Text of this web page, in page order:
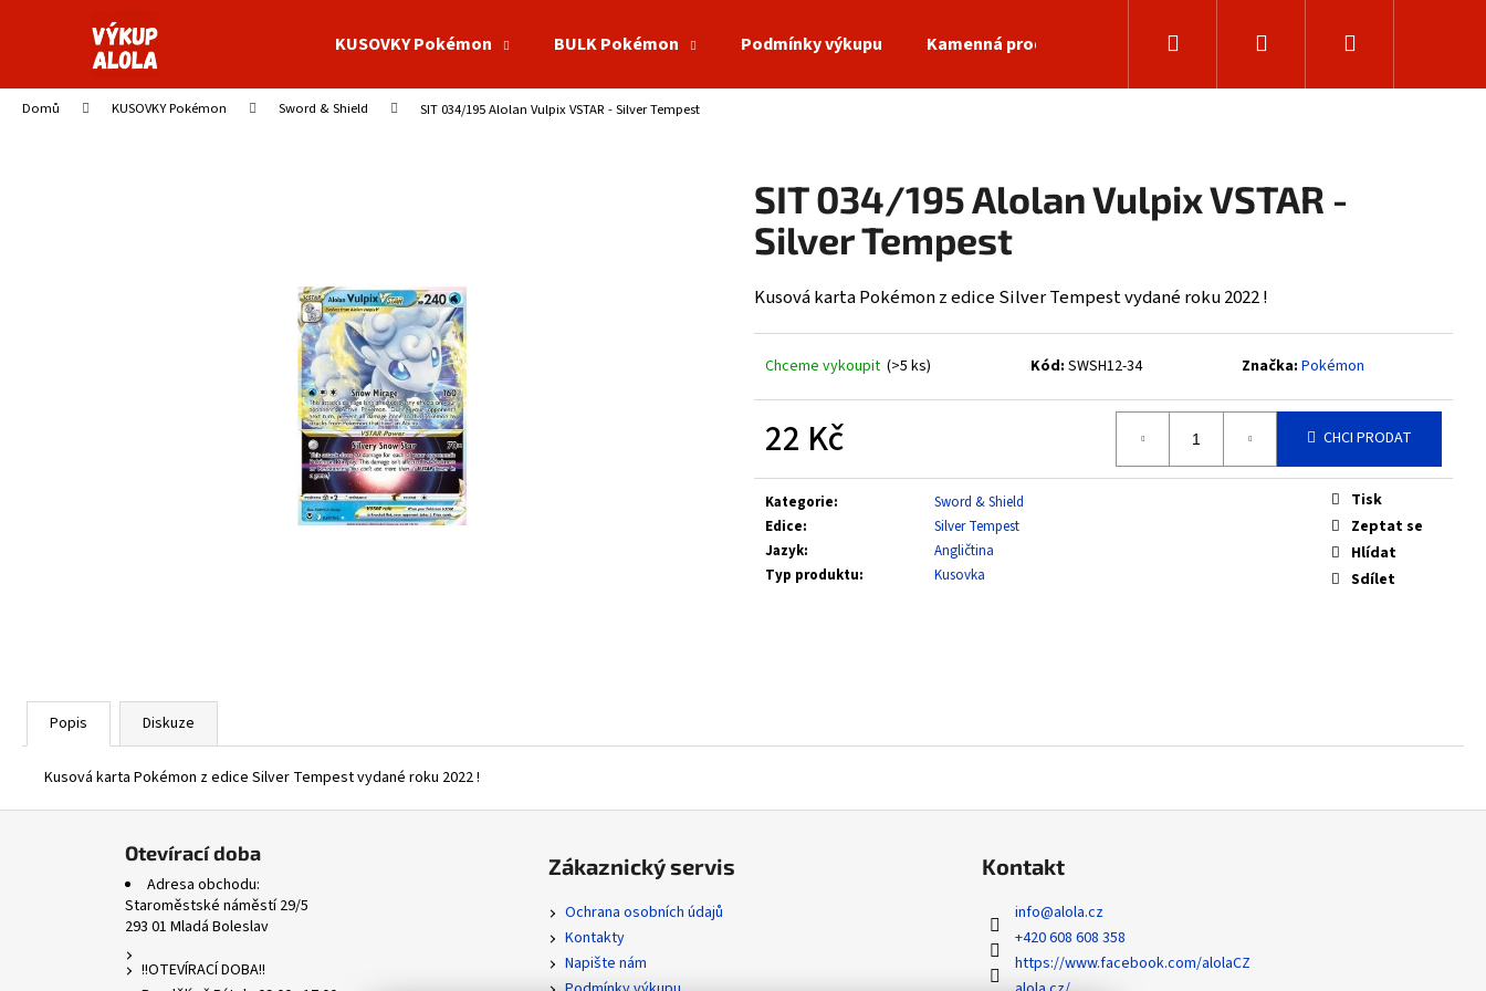
KUSOVKY Pokémon BULK Pokémon Podmínky výkupu Kamenná prodejna Přihlášení
Domů KUSOVKY Pokémon Sword & Shield SIT 034/195 Alolan Vulpix VSTAR - Silver Tempest
SIT 034/195 Alolan Vulpix VSTAR -
Silver Tempest
Kusová karta Pokémon z edice Silver Tempest vydané roku 2022 !
Chceme vykoupit (>5 ks) Kód: SWSH12-34 Značka: Pokémon
22 Kč
cena:
CHCI PRODAT
Kategorie:
Sword & Shield
Edice:
Silver Tempest
Jazyk:
Angličtina
Typ produktu: Kusovka
Tisk
Zeptat se
Hlídat
Sdílet
Popis Diskuze
Kusová karta Pokémon z edice Silver Tempest vydané roku 2022 !
í
Zpět
do
Zpět
do
Co potřebujete najít?
HLEDAT
ASCENDED HEROES HOLO BULK
ASCENDED HEROES REVERSE HOLO BULK
MEGA EVOLUTION NONHOLO BULK
Otevírací doba
Adresa obchodu:
Staroměstské náměstí 29/5
293 01 Mladá Boleslav
!!OTEVÍRACÍ DOBA!!
Zákaznický servis
Ochrana osobních údajů
Kontakty
Napište nám
Kontakt
info@alola.cz
+420 608 608 358
https://www.facebook.com/alolaCZ